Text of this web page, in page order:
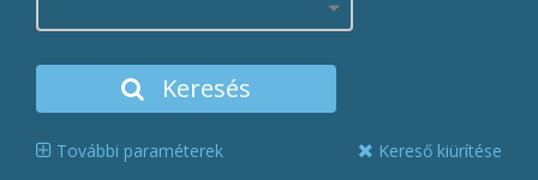
Keresés
További paraméterek Kereső kiürítése